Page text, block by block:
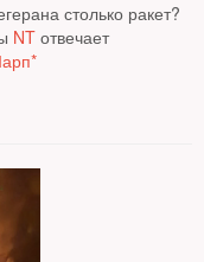
столько ракет?
NT отвечает